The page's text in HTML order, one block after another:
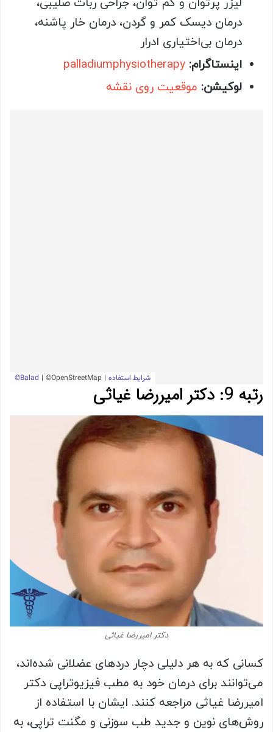
لیزر پرتوان و کم توان، جراحی ربات صلیبی،
درمان دیسک کمر و گردن، درمان خار پاشنه،
درمان بی‌اختیاری ادرار
اینستاگرام: palladiumphysiotherapy
لوکیشن: موقعیت روی نقشه
رتبه 9: دکتر امیررضا غیاثی
دکتر امیررضا غیاثی
کسانی که به هر دلیلی دچار دردهای عضلانی شده‌اند،
می‌توانند برای درمان خود به مطب فیزیوتراپی دکتر
امیررضا غیاثی مراجعه کنند. ایشان با استفاده از
روش‌های نوین و جدید طب سوزنی و مگنت تراپی، به